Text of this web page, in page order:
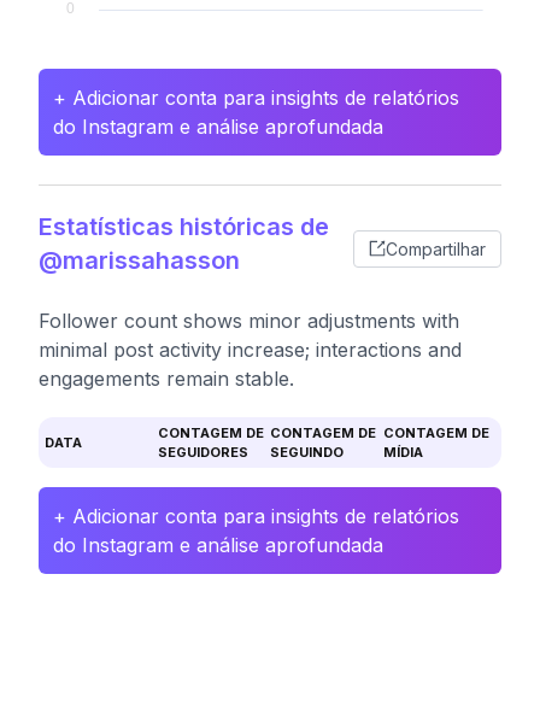
+ Adicionar conta para insights de relatórios
do Instagram e análise aprofundada
Estatísticas históricas de
@marissahasson
Compartilhar
Follower count shows minor adjustments with
minimal post activity increase; interactions and
engagements remain stable.
DATA
CONTAGEM DE
SEGUIDORES
CONTAGEM DE
SEGUINDO
CONTAGEM DE
MÍDIA
+ Adicionar conta para insights de relatórios
do Instagram e análise aprofundada